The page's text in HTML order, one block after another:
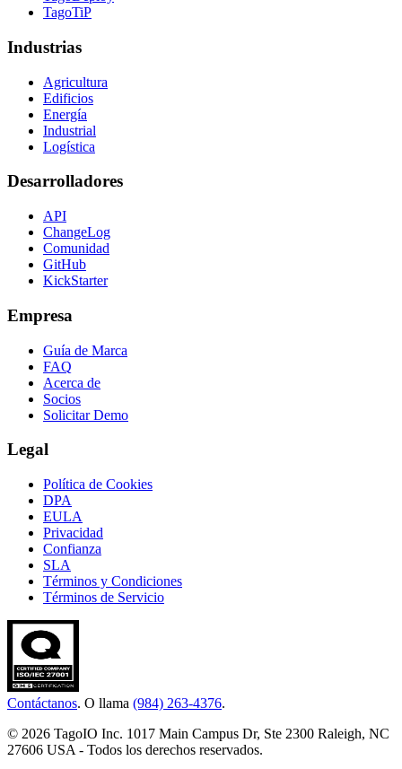
TagoTiP
Industrias
Agricultura
Edificios
Energía
Industrial
Logística
Desarrolladores
API
ChangeLog
Comunidad
GitHub
KickStarter
Empresa
Guía de Marca
FAQ
Acerca de
Socios
Solicitar Demo
Legal
Política de Cookies
DPA
EULA
Privacidad
Confianza
SLA
Términos y Condiciones
Términos de Servicio
Contáctanos. O llama (984) 263-4376.
© 2026 TagoIO Inc. 1017 Main Campus Dr, Ste 2300 Raleigh, NC
27606 USA - Todos los derechos reservados.